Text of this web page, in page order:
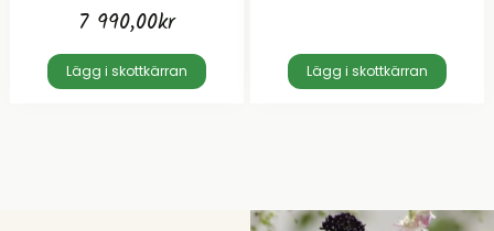
7 990,00kr
Lägg i skottkärran Lägg i skottkärran